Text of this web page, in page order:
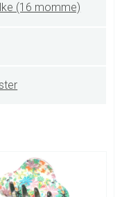
(16 momme)